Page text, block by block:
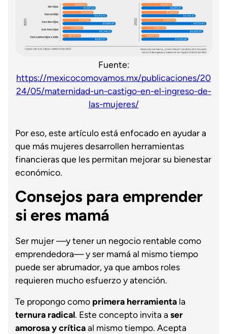
Fuente:
https://mexicocomovamos.mx/publicaciones/20
24/05/maternidad-un-castigo-en-el-ingreso-de-
las-mujeres/
Por eso, este artículo está enfocado en ayudar a
que más mujeres desarrollen herramientas
financieras que les permitan mejorar su bienestar
económico.
Consejos para emprender
si eres mamá
Ser mujer —y tener un negocio rentable como
emprendedora— y ser mamá al mismo tiempo
puede ser abrumador, ya que ambos roles
requieren mucho esfuerzo y atención.
Te propongo como primera herramientala
ternura radical. Este concepto invita a ser
amorosa y críticaal mismo tiempo. Acepta